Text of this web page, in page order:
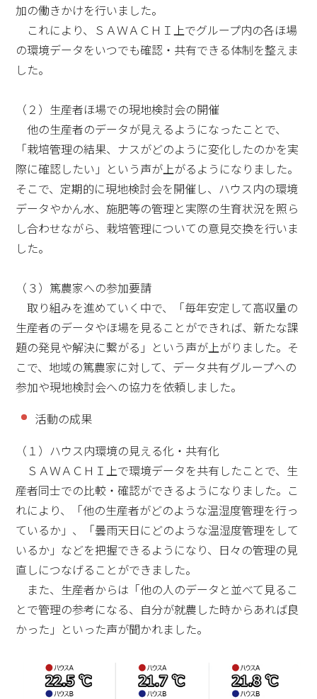
加の働きかけを行いました。
これにより、ＳＡＷＡＣＨＩ上でグループ内の各ほ場
の環境データをいつでも確認・共有できる体制を整えま
した。
（２）生産者ほ場での現地検討会の開催
他の生産者のデータが見えるようになったことで、
「栽培管理の結果、ナスがどのように変化したのかを実
際に確認したい」という声が上がるようになりました。
そこで、定期的に現地検討会を開催し、ハウス内の環境
データやかん水、施肥等の管理と実際の生育状況を照ら
し合わせながら、栽培管理についての意見交換を行いま
した。
（３）篤農家への参加要請
取り組みを進めていく中で、「毎年安定して高収量の
生産者のデータやほ場を見ることができれば、新たな課
題の発見や解決に繋がる」という声が上がりました。そ
こで、地域の篤農家に対して、データ共有グループへの
参加や現地検討会への協力を依頼しました。
活動の成果
（１）ハウス内環境の見える化・共有化
ＳＡＷＡＣＨＩ上で環境データを共有したことで、生
産者同士での比較・確認ができるようになりました。こ
れにより、「他の生産者がどのような温湿度管理を行っ
ているか」、「曇雨天日にどのような温湿度管理をして
いるか」などを把握できるようになり、日々の管理の見
直しにつなげることができました。
また、生産者からは「他の人のデータと並べて見るこ
とで管理の参考になる、自分が就農した時からあれば良
かった」といった声が聞かれました。